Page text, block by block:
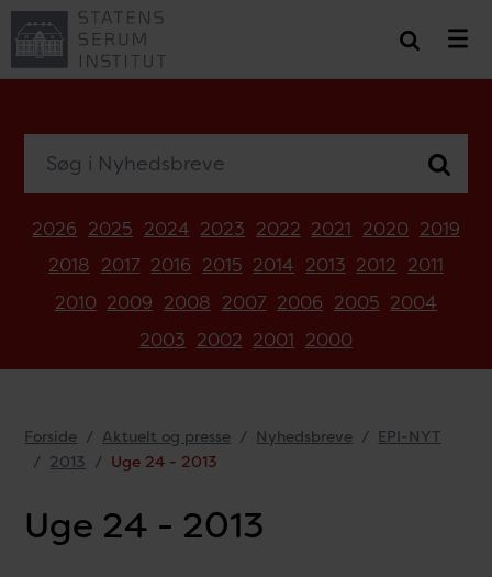
2026 2025 2024 2023 2022 2021 2020 2019
2018 2017 2016 2015 2014 2013 2012 2011
2010 2009 2008 2007 2006 2005 2004
2003 2002 2001 2000
Forside Aktuelt og presse Nyhedsbreve
EPI-NYT
2013
Uge 24 - 2013
Uge 24 - 2013